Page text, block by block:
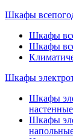
Шкафы
Шкафы
Шкафы
Шкафы
Шкафы
настенные
Шкафы